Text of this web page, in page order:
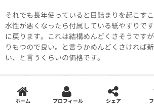
それでも長年使っていると目詰まりを起こす
水性が悪くなったら付属している紙やすりで
に戻ります。これは結構めんどくさそうです
りもつので良い。と言うかめんどくさければ
い、と言うくらいの価格です。
これがあるからお風呂に入るのが苦にならな
な・・・
ホーム プロフィール シェア